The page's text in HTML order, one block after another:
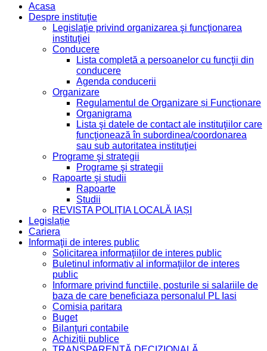
Acasa
Despre instituţie
Legislaţie privind organizarea şi funcţionarea
instituţiei
Conducere
Lista completă a persoanelor cu funcţii din
conducere
Agenda conducerii
Organizare
Regulamentul de Organizare și Funcționare
Organigrama
Lista şi datele de contact ale instituţiilor care
funcţionează în subordinea/coordonarea
sau sub autoritatea instituţiei
Programe şi strategii
Programe şi strategii
Rapoarte şi studii
Rapoarte
Studii
REVISTA POLIȚIA LOCALĂ IAȘI
Legislație
Cariera
Informaţii de interes public
Solicitarea informaţiilor de interes public
Buletinul informativ al informaţiilor de interes
public
Informare privind functiile, posturile si salariile de
baza de care beneficiaza personalul PL Iasi
Comisia paritara
Buget
Bilanţuri contabile
Achiziții publice